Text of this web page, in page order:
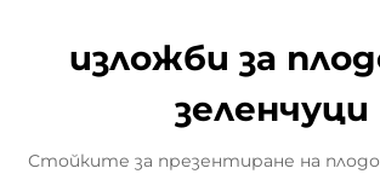
изложби за
зеленчуци
Стойките за презентиране на